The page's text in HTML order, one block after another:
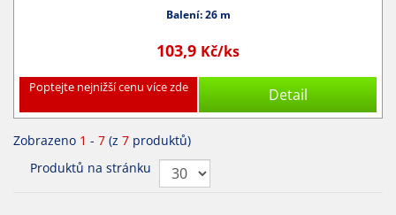
Balení: 26 m
103,9 Kč/ks
Poptejte nejnižší cenu více zde Detail
Zobrazeno 1 - 7 (z 7 produktů)
Produktů na stránku